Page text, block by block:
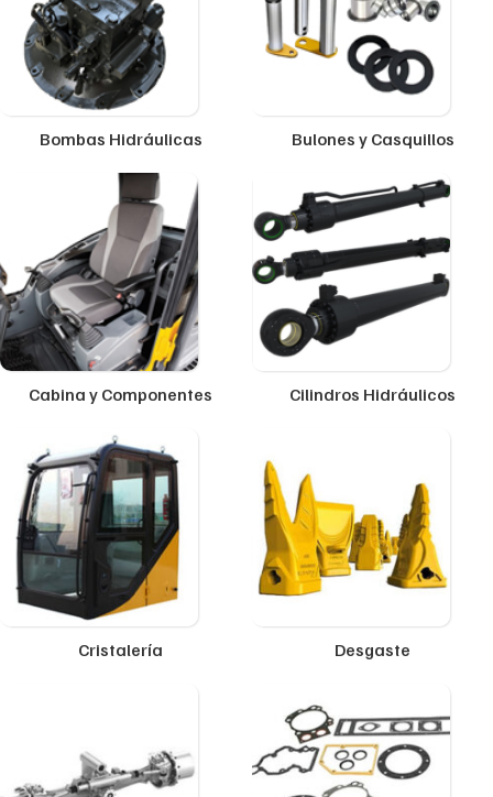
Bombas Hidráulicas Bulones y Casquillos
Cabina y Componentes Cilindros Hidráulicos
Cristalería Desgaste